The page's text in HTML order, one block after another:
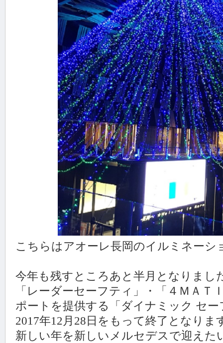
こちらはアオーレ長岡のイルミネーシ
今年も残すところあと半月となりまし
「レーダーセーフティ」・「４ＭＡＴ
ポートを提供する「ダイナミック セ
2017年12月28日をもって終了となりま
新しい年を新しいメルセデスで迎えた